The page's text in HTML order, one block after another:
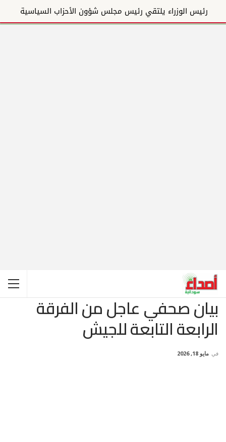
رئيس الوزراء يلتقي رئيس مجلس شؤون الأحزاب السياسية
بيان صحفي عاجل من الفرقة
الرابعة التابعة للجيش
في مايو 18, 2026